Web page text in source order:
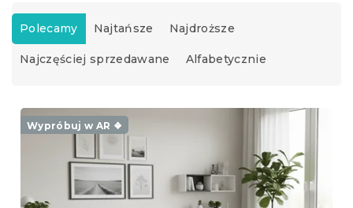
S
o
r
n
Polecamy Najtańsze Najdroższe
Najczęściej sprzedawane Alfabetycznie
L
p
Wypróbuj w AR ❖